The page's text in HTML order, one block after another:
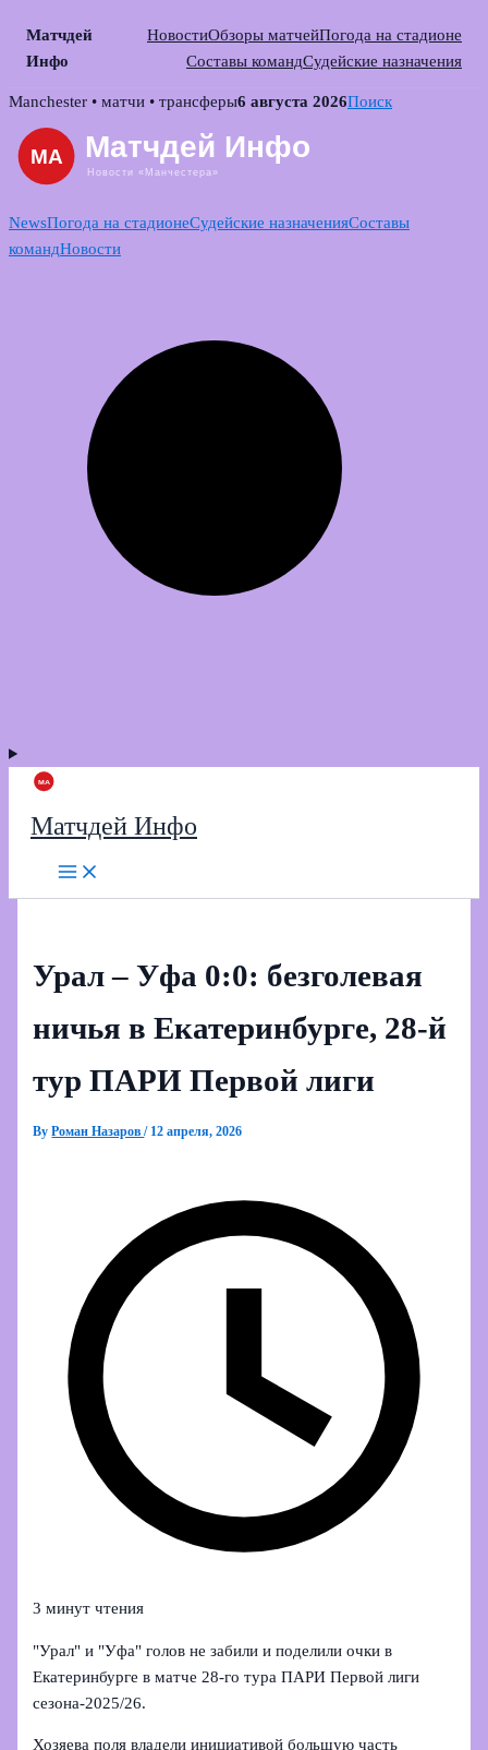
Матчдей
Инфо
НовостиОбзоры матчейПогода на стадионе
Составы командСудейские назначения
Skip
content
Manchester • матчи • трансферы6 августа 2026Поиск
NewsПогода на стадионеСудейские назначенияСоставы
командНовости
Матчдей Инфо
Урал – Уфа 0:0: безголевая
ничья в Екатеринбурге, 28‑й
тур ПАРИ Первой лиги
ByРоман Назаров/ 12 апреля, 2026
3 минут чтения
"Урал" и "Уфа" голов не забили и поделили очки в
Екатеринбурге в матче 28‑го тура ПАРИ Первой лиги
сезона‑2025/26.
Хозяева поля владели инициативой большую часть